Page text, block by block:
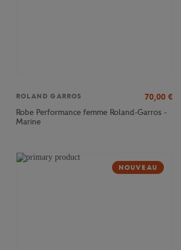
ROLAND GARROS 70,00 €
Robe Performance femme Roland-Garros -
Marine
NOUVEAU